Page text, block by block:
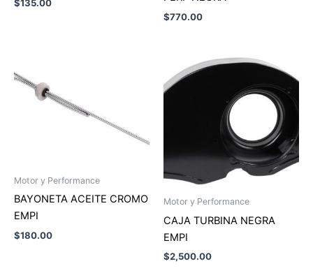
$135.00
$770.00
Motor y Performance
BAYONETA ACEITE CROMO
EMPI
$180.00
Motor y Performance
CAJA TURBINA NEGRA
EMPI
$2,500.00